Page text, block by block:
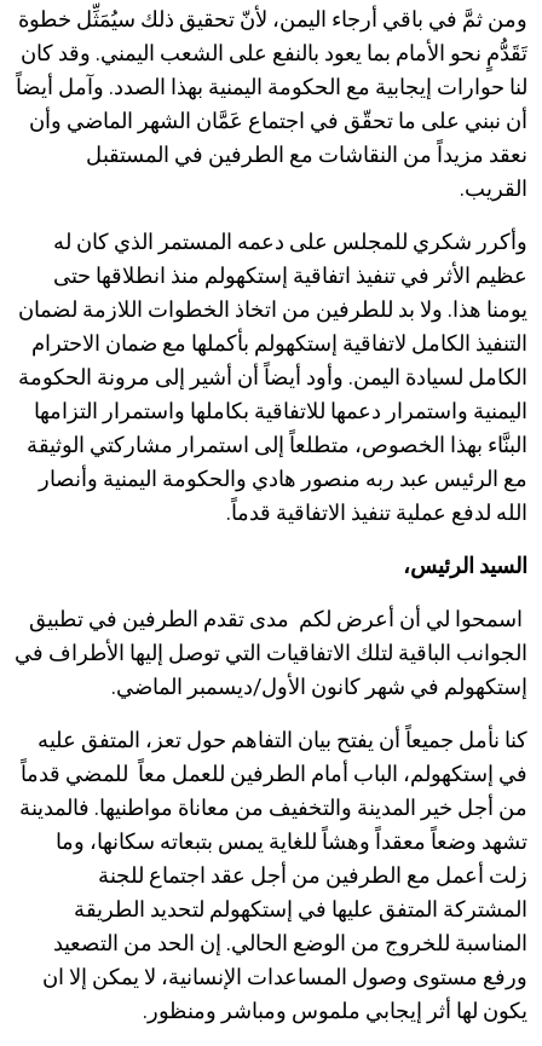
ومن ثمَّ في باقي أرجاء اليمن، لأنّ تحقيق ذلك سيُمَثِّل خطوة
تَقَدُّمٍ نحو الأمام بما يعود بالنفع على الشعب اليمني. وقد كان
لنا حوارات إيجابية مع الحكومة اليمنية بهذا الصدد. وآمل أيضاً
أن نبني على ما تحقّق في اجتماع عَمَّان الشهر الماضي وأن
نعقد مزيداً من النقاشات مع الطرفين في المستقبل
القريب.
وأكرر شكري للمجلس على دعمه المستمر الذي كان له
عظيم الأثر في تنفيذ اتفاقية إستكهولم منذ انطلاقها حتى
يومنا هذا. ولا بد للطرفين من اتخاذ الخطوات اللازمة لضمان
التنفيذ الكامل لاتفاقية إستكهولم بأكملها مع ضمان الاحترام
الكامل لسيادة اليمن. وأود أيضاً أن أشير إلى مرونة الحكومة
اليمنية واستمرار دعمها للاتفاقية بكاملها واستمرار التزامها
البنَّاء بهذا الخصوص، متطلعاً إلى استمرار مشاركتي الوثيقة
مع الرئيس عبد ربه منصور هادي والحكومة اليمنية وأنصار
الله لدفع عملية تنفيذ الاتفاقية قدماً.
السيد الرئيس،
اسمحوا لي أن أعرض لكم مدى تقدم الطرفين في تطبيق
الجوانب الباقية لتلك الاتفاقيات التي توصل إليها الأطراف في
إستكهولم في شهر كانون الأول/ديسمبر الماضي.
كنا نأمل جميعاً أن يفتح بيان التفاهم حول تعز، المتفق عليه
في إستكهولم، الباب أمام الطرفين للعمل معاً للمضي قدماً
من أجل خير المدينة والتخفيف من معاناة مواطنيها. فالمدينة
تشهد وضعاً معقداً وهشاً للغاية يمس بتبعاته سكانها، وما
زلت أعمل مع الطرفين من أجل عقد اجتماع للجنة
المشتركة المتفق عليها في إستكهولم لتحديد الطريقة
المناسبة للخروج من الوضع الحالي. إن الحد من التصعيد
ورفع مستوى وصول المساعدات الإنسانية، لا يمكن إلا ان
يكون لها أثر إيجابي ملموس ومباشر ومنظور.